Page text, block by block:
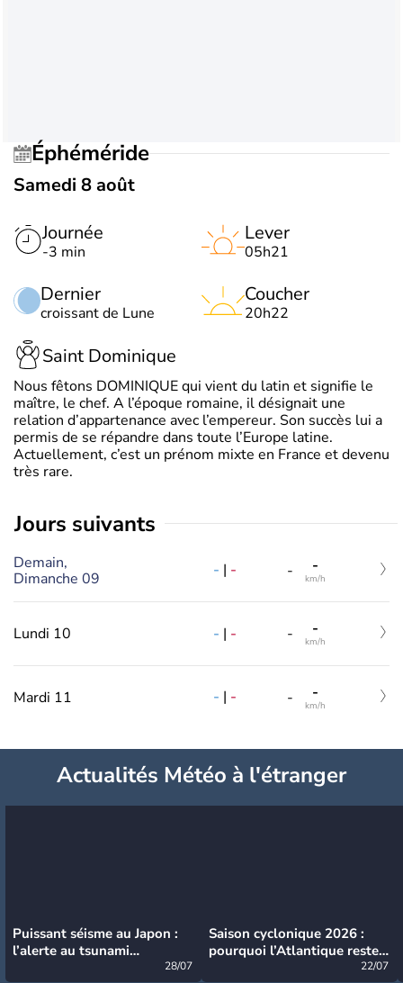
Éphéméride
Samedi 8 août
Journée
-3 min
Dernier
croissant de Lune
Lever
05h21
Coucher
20h22
Saint Dominique
Nous fêtons DOMINIQUE qui vient du latin et signifie le
maître, le chef. A l’époque romaine, il désignait une
relation d’appartenance avec l’empereur. Son succès lui a
permis de se répandre dans toute l’Europe latine.
Actuellement, c’est un prénom mixte en France et devenu
très rare.
jours suivants
Demain,
Dimanche 09
- | - - -
km/h
Lundi 10 - | - - -
km/h
Mardi 11 - | - - -
km/h
Actualités Météo à l'étranger
Puissant séisme au Japon :
l’alerte au tsunami
28/07
Saison cyclonique 2026 :
pourquoi l’Atlantique reste
22/07